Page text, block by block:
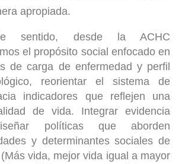
apropiada.
sentido, desde la ACHC
el propósito social enfocado en
de carga de enfermedad y perfil
reorientar el sistema de
indicadores que reflejen una
de vida. Integrar evidencia
políticas que aborden
y determinantes sociales de
vida, mejor vida igual a mayor